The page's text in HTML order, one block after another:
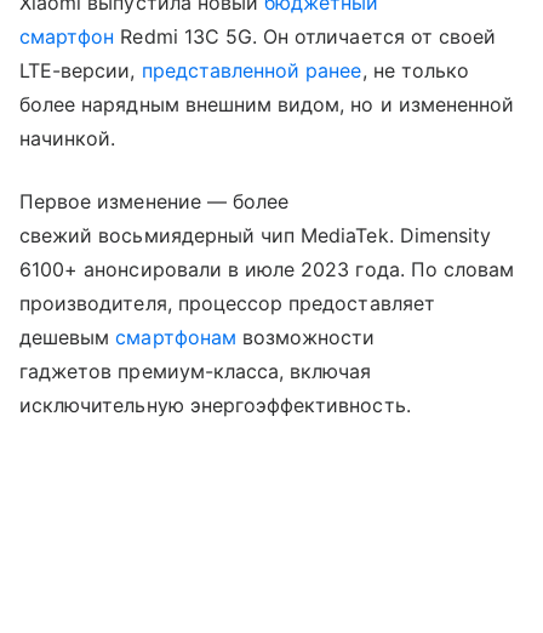
смартфон Redmi 13C 5G. Он отличается от своей
LTE-версии, представленной ранее, не только
более нарядным внешним видом, но и измененной
начинкой.
Первое изменение — более
свежий восьмиядерный чип MediaTek. Dimensity
6100+ анонсировали в июле 2023 года. По словам
производителя, процессор предоставляет
дешевымсмартфонам возможности
гаджетов премиум-класса, включая
исключительную энергоэффективность.